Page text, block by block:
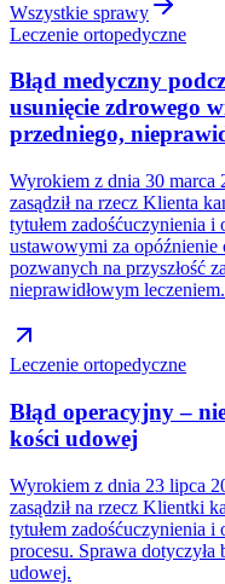
Wszystkie sprawy
Leczenie ortopedyczne
Błąd medyczny
usunięcie zdrowego
przedniego,
Wyrokiem z dnia 30 marca
zasądził na rzecz Klienta
tytułem zadośćuczynienia
ustawowymi za opóźnienie
pozwanych na przyszłość
nieprawidłowym leczeniem.
Leczenie ortopedyczne
Błąd operacyjny –
kości udowej
Wyrokiem z dnia 23 lipca
zasądził na rzecz Klientki
tytułem zadośćuczynienia
procesu. Sprawa dotyczyła
udowej.